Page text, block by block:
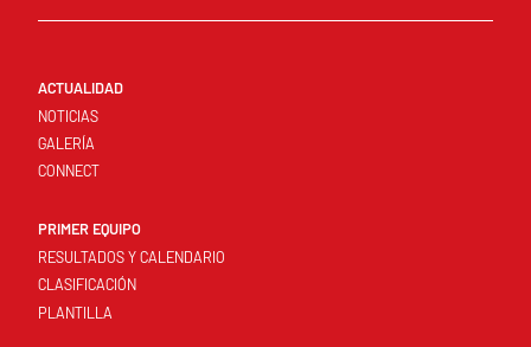
ACTUALIDAD
NOTICIAS
GALERÍA
CONNECT
PRIMER EQUIPO
RESULTADOS Y CALENDARIO
CLASIFICACIÓN
PLANTILLA